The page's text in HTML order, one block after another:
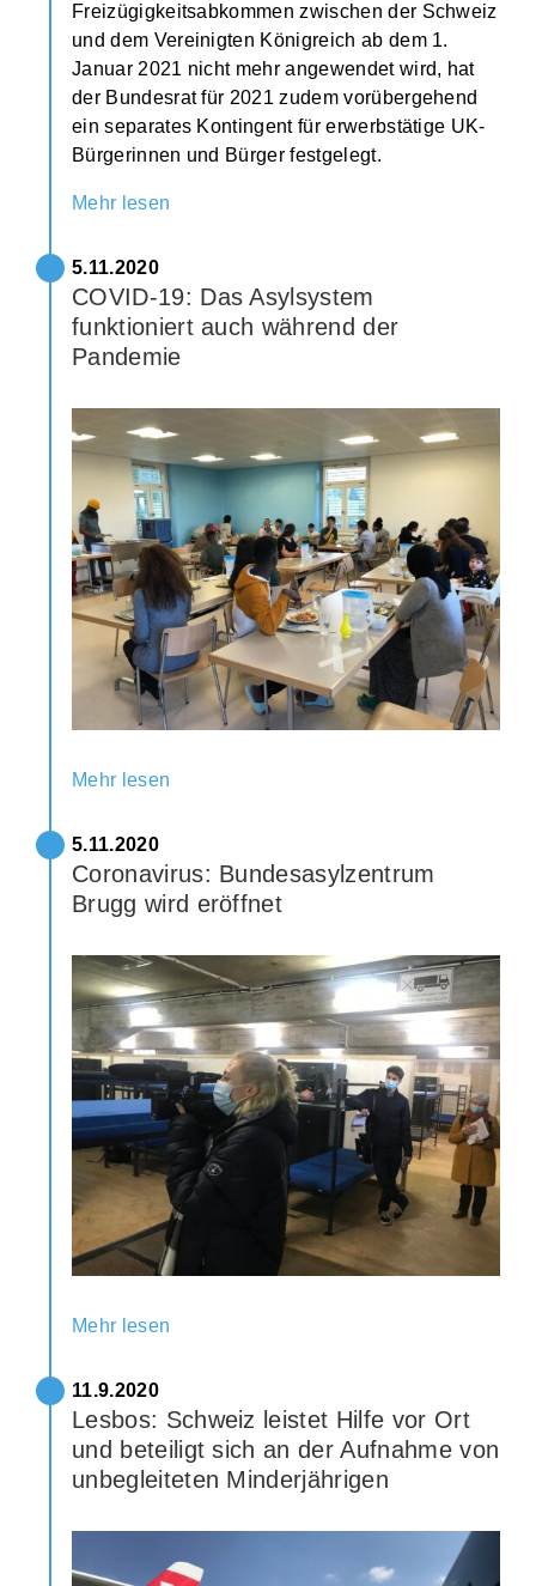
Freizügigkeitsabkommen zwischen der Schweiz
und dem Vereinigten Königreich ab dem 1.
Januar 2021 nicht mehr angewendet wird, hat
der Bundesrat für 2021 zudem vorübergehend
ein separates Kontingent für erwerbstätige UK-
Bürgerinnen und Bürger festgelegt.
Mehr lesen
5.11.2020
COVID-19: Das Asylsystem
funktioniert auch während der
Pandemie
Mehr lesen
5.11.2020
Coronavirus: Bundesasylzentrum
Brugg wird eröffnet
Mehr lesen
11.9.2020
Lesbos: Schweiz leistet Hilfe vor Ort
und beteiligt sich an der Aufnahme von
unbegleiteten Minderjährigen